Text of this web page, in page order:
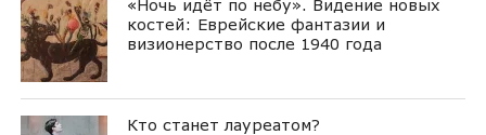
«Ночь идёт по небу». Видение новых
костей: Еврейские фантазии и
визионерство после 1940 года
Кто станет лауреатом?